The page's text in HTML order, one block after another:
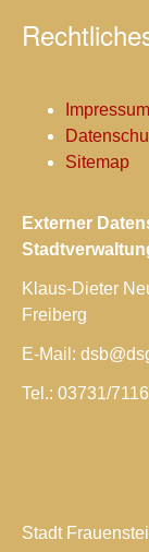
Impressum
Sitemap
Externer
Klaus-Dieter
Freiberg
E-Mail:
Tel.: 03731/
Stadt